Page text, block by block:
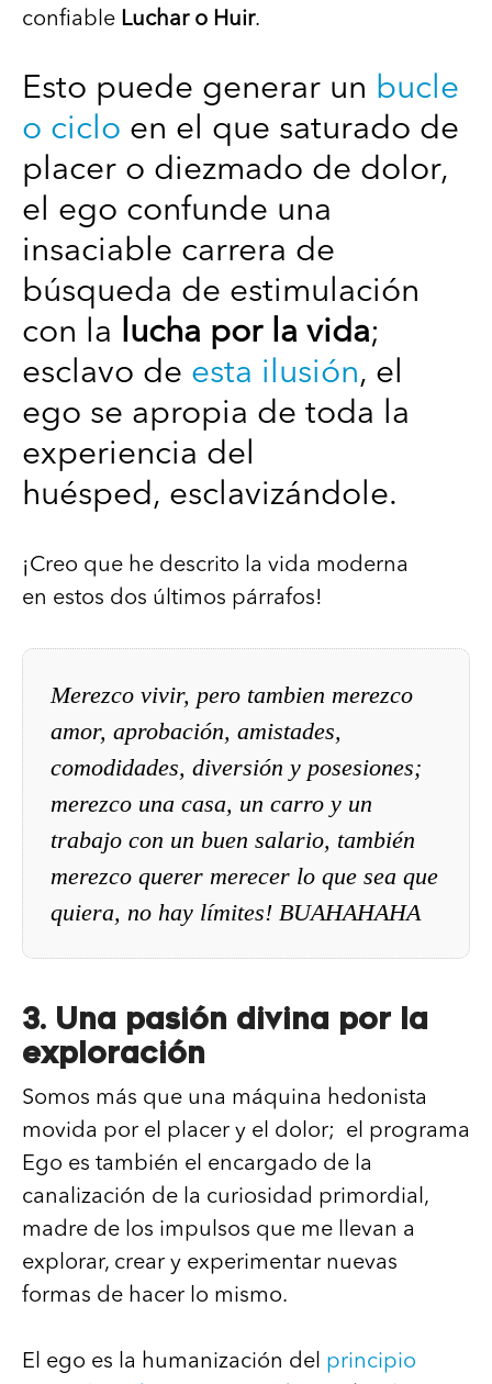
confiable Luchar o Huir.
Esto puede generar un bucle
o ciclo en el que saturado de
placer o diezmado de dolor,
el ego confunde una
insaciable carrera de
búsqueda de estimulación
con la
lucha por la vida;
esclavo de esta ilusión, el
ego se apropia de toda la
experiencia del
huésped, esclavizándole.
¡Creo que he descrito la vida moderna
en estos dos últimos párrafos!
Merezco vivir, pero tambien merezco
amor, aprobación, amistades,
comodidades, diversión y posesiones;
merezco una casa, un carro y un
trabajo con un buen salario, también
merezco querer merecer lo que sea que
quiera, no hay límites! BUAHAHAHA
3. Una pasión divina por la
exploración
Somos más que una máquina hedonista
movida por el placer y el dolor; el programa
Ego es también el encargado de la
canalización de la curiosidad primordial,
madre de los impulsos que me llevan a
explorar, crear y experimentar nuevas
formas de hacer lo mismo.
El ego es la humanización del principio